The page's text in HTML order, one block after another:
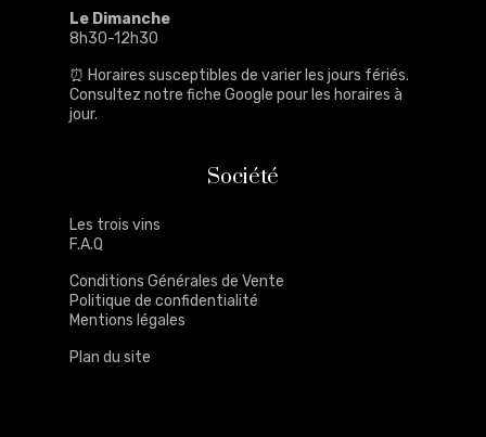
Le Dimanche
8h30-12h30
⏰ Horaires susceptibles de varier les jours fériés.
Consultez notre fiche Google pour les horaires à
jour.
Société
Les trois vins
F.A.Q
Conditions Générales de Vente
Politique de confidentialité
Mentions légales
Plan du site